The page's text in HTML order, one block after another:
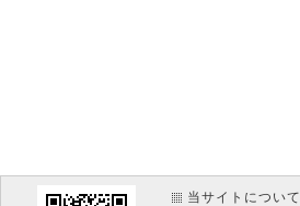
当サイトについて